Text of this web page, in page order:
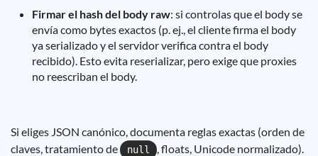
Firmar el hash del body raw: si controlas que el body se
envía como bytes exactos (p. ej., el cliente firma el body
ya serializado y el servidor verifica contra el body
recibido). Esto evita reserializar, pero exige que proxies
no reescriban el body.
Si eliges JSON canónico, documenta reglas exactas (orden de
claves, tratamiento de
null
, floats, Unicode normalizado).